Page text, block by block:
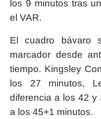
los 9 minutos tras
el VAR.
El cuadro bávaro
marcador desde
tiempo. Kingsley
los 27 minutos,
diferencia a los 42 y
a los 45+1 minutos.